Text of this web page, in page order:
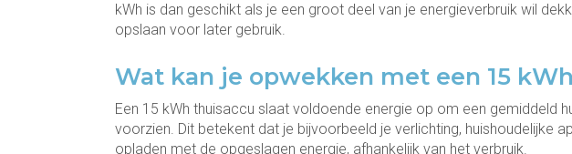
kWh is dan geschikt als je een groot deel van je energieverbruik wil
opslaan voor later gebruik.
Wat kan je opwekken met een 15
Een 15 kWh thuisaccu slaat voldoende energie op om een gemiddeld
voorzien. Dit betekent dat je bijvoorbeeld je verlichting, huishoudelijke
opladen met de opgeslagen energie, afhankelijk van het verbruik.